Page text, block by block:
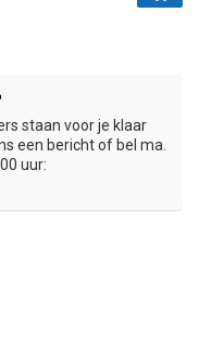
staan voor je klaar
een bericht of bel ma.
uur: